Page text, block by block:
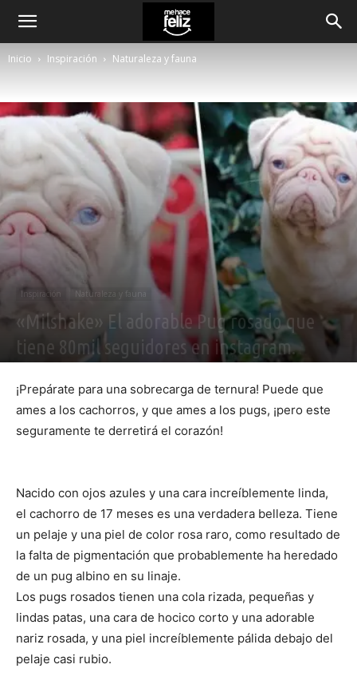
Inicio Inspiración Naturaleza y fauna
Inspiración Naturaleza y fauna
«Milshake» El adorable Pug rosado que
tiene 80mil seguidores en instagram.
¡Prepárate para una sobrecarga de ternura! Puede que
ames a los cachorros, y que ames a los pugs, ¡pero este
seguramente te derretirá el corazón!
Nacido con ojos azules y una cara increíblemente linda,
el cachorro de 17 meses es una verdadera belleza. Tiene
un pelaje y una piel de color rosa raro, como resultado de
la falta de pigmentación que probablemente ha heredado
de un pug albino en su linaje.
Los pugs rosados ​​tienen una cola rizada, pequeñas y
lindas patas, una cara de hocico corto y una adorable
nariz rosada, y una piel increíblemente pálida debajo del
pelaje casi rubio.